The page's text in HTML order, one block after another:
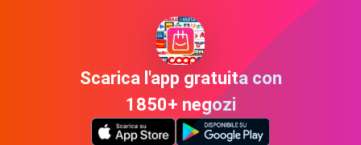
Scarica l'app gratuita con
1850+ negozi